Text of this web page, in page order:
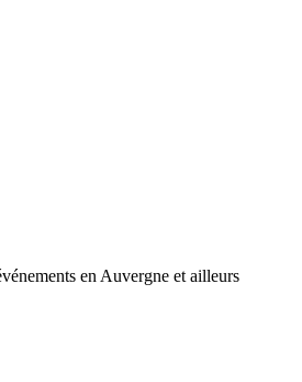
en Auvergne et ailleurs